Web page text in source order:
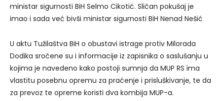
ministar sigurnosti BiH Selmo Cikotić. Sličan pokušaj je
imao i sada već bivši ministar sigurnosti BiH Nenad Nešić
U aktu Tužilaštva BiH o obustavi istrage protiv Milorada
Dodika sročene su i informacije iz zapisnika o saslušanju u
kojima je navedeno kako postoji sumnja da MUP RS ima
vlastitu posebnu opremu za praćenje i prisluškivanje, te da
za prevoz te opreme koristi dva kombija MUP-a.